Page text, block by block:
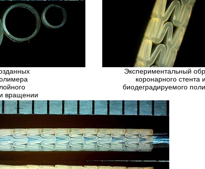
вращении
Экспериментальный
коронарного стента
биодеградируемого